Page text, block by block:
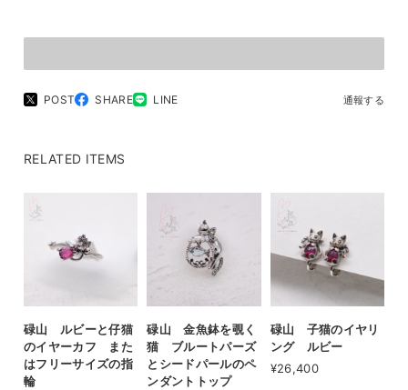
POST SHARE LINE 通報する
RELATED ITEMS
碌山 ルビーと仔猫
のイヤーカフ また
はフリーサイズの指
輪
碌山 金魚鉢を覗く
猫 ブルートパーズ
とシードパールのペ
ンダントトップ
碌山 子猫のイヤリ
ング ルビー
¥26,400